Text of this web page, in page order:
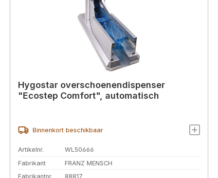
Hygostar overschoenendispenser
"Ecostep Comfort", automatisch
Binnenkort beschikbaar
Artikelnr.
WL50666
Fabrikant
FRANZ MENSCH
Fabrikantnr.
88817